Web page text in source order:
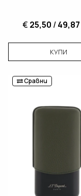
€ 25,50 /49,87
КУПИ
Сравни